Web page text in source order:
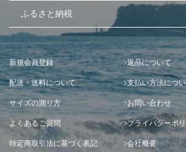
ふるさと納税
新規会員登録 返品について
配送・送料について 支払い方法につ
サイズの測り方 お問い合わせ
よくあるご質問 プライバシーポ
特定商取引法に基づく表記 会社概要